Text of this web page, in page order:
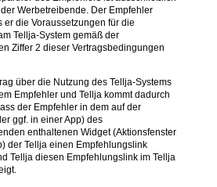
Werbetreibende. Der Empfehler
er die Voraussetzungen für die
Tellja-System gemäß der
Ziffer 2 dieser Vertragsbedingungen
über die Nutzung des Tellja-Systems
Empfehler und Tellja kommt dadurch
der Empfehler in dem auf der
ggf. in einer App) des
enthaltenen Widget (Aktionsfenster
der Tellja einen Empfehlungslink
Tellja diesen Empfehlungslink im Tellja